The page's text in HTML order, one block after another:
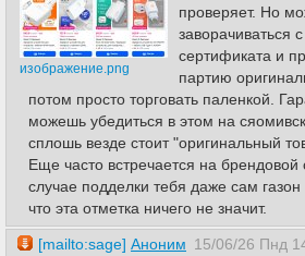
изображение.png
проверяет. Но
заворачиваться
сертификата и
партию
потом просто торговать паленкой.
можешь убедиться в этом на
сплошь везде стоит "оригинальный
Еще часто встречается на
случае подделки тебя даже сам
что эта отметка ничего не значит.
[mailto:sage] Аноним 15/06/26 Пнд